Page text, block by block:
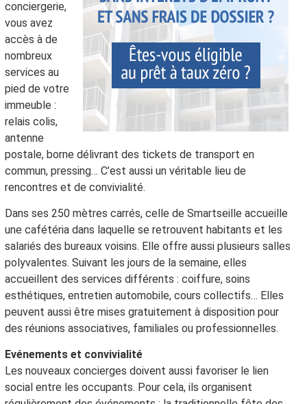
conciergerie,
vous avez
accès à de
nombreux
services au
pied de votre
immeuble :
relais colis,
antenne
postale, borne délivrant des tickets de transport en
commun, pressing… C’est aussi un véritable lieu de
rencontres et de convivialité.
Dans ses 250 mètres carrés, celle de Smartseille accueille
une cafétéria dans laquelle se retrouvent habitants et les
salariés des bureaux voisins. Elle offre aussi plusieurs salles
polyvalentes. Suivant les jours de la semaine, elles
accueillent des services différents : coiffure, soins
esthétiques, entretien automobile, cours collectifs… Elles
peuvent aussi être mises gratuitement à disposition pour
des réunions associatives, familiales ou professionnelles.
Evénements et convivialité
Les nouveaux concierges doivent aussi favoriser le lien
social entre les occupants. Pour cela, ils organisent